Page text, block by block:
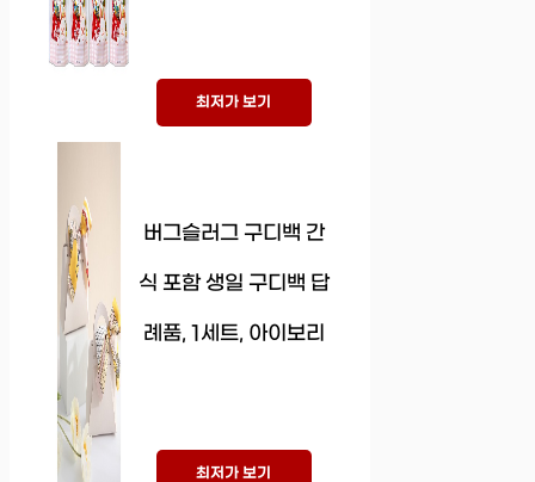
최저가 보기
버그슬러그 구디백 간
식 포함 생일 구디백 답
례품, 1세트, 아이보리
최저가 보기